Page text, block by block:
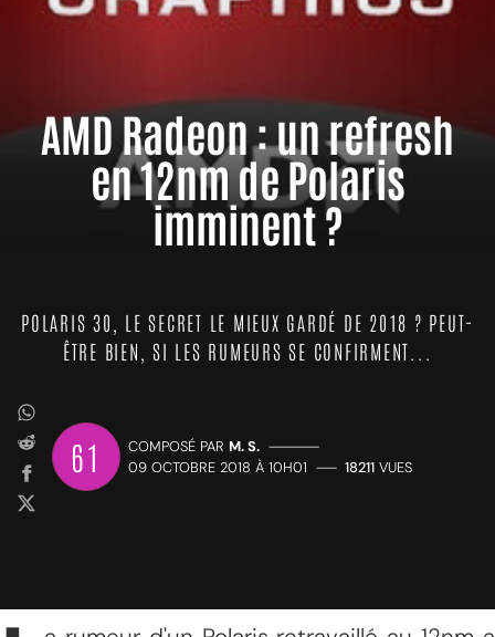
AMD Radeon : un refresh
en 12nm de Polaris
imminent ?
POLARIS 30, LE SECRET LE MIEUX GARDÉ DE 2018 ? PEUT-
ÊTRE BIEN, SI LES RUMEURS SE CONFIRMENT...
61 COMPOSÉ PAR M. S. —————
09 OCTOBRE 2018 À 10H01 —— 18211 VUES